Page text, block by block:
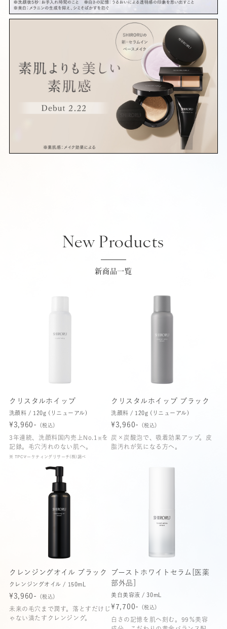
New Products
新商品一覧
クリスタルホイップ
洗顔料 / 120g (リニューアル)
¥3,960- （税込）
3年連続、洗顔料国内売上No.1 ※ を
記録。毛穴汚れのない肌へ。
※ TPCマーケティングリサーチ(株)調べ
クリスタルホイップ ブラック
洗顔料 / 120g (リニューアル)
¥3,960- （税込）
炭×炭酸泡で、吸着効果アップ。皮
脂汚れが気になる方へ。
クレンジングオイル ブラック
クレンジングオイル / 150mL
¥3,960- （税込）
未来の毛穴まで潤す。落とすだけじ
ゃない満たすクレンジング。
ブーストホワイトセラム[医薬
部外品]
美白美容液 / 30mL
¥7,700- （税込）
白さの記憶を肌へ刻む。99％美容